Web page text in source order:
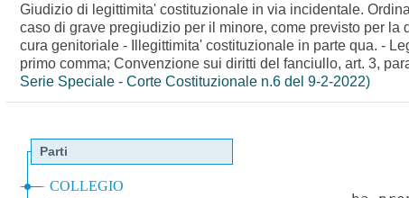
Giudizio di legittimita' costituzionale in via incidentale.
caso di grave pregiudizio per il minore, come previsto per
cura genitoriale - Illegittimita' costituzionale in parte qua. -
primo comma; Convenzione sui diritti del fanciullo, art. 3,
Serie Speciale - Corte Costituzionale n.6 del 9-2-2022)